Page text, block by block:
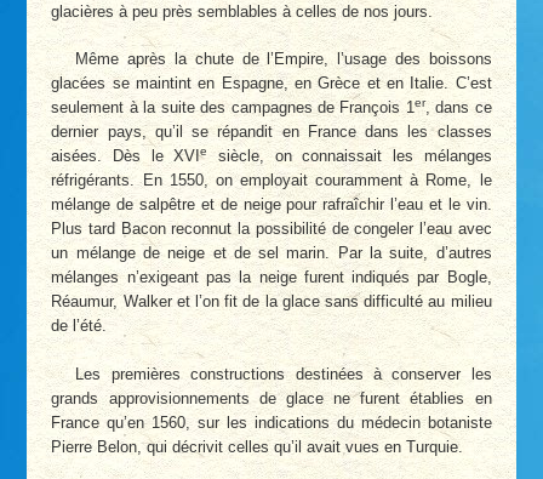
glacières à peu près semblables à celles de nos jours.
Même après la chute de l’Empire, l’usage des boissons
glacées se maintint en Espagne, en Grèce et en Italie. C’est
seulement à la suite des campagnes de François 1er, dans ce
dernier pays, qu’il se répandit en France dans les classes
aisées. Dès le XVIe
siècle, on connaissait les mélanges
réfrigérants. En 1550, on employait couramment à Rome, le
mélange de salpêtre et de neige pour rafraîchir l’eau et le vin.
Plus tard Bacon reconnut la possibilité de congeler l’eau avec
un mélange de neige et de sel marin. Par la suite, d’autres
mélanges n’exigeant pas la neige furent indiqués par Bogle,
Réaumur, Walker et l’on fit de la glace sans difficulté au milieu
de l’été.
Les premières constructions destinées à conserver les
grands approvisionnements de glace ne furent établies en
France qu’en 1560, sur les indications du médecin botaniste
Pierre Belon, qui décrivit celles qu’il avait vues en Turquie.